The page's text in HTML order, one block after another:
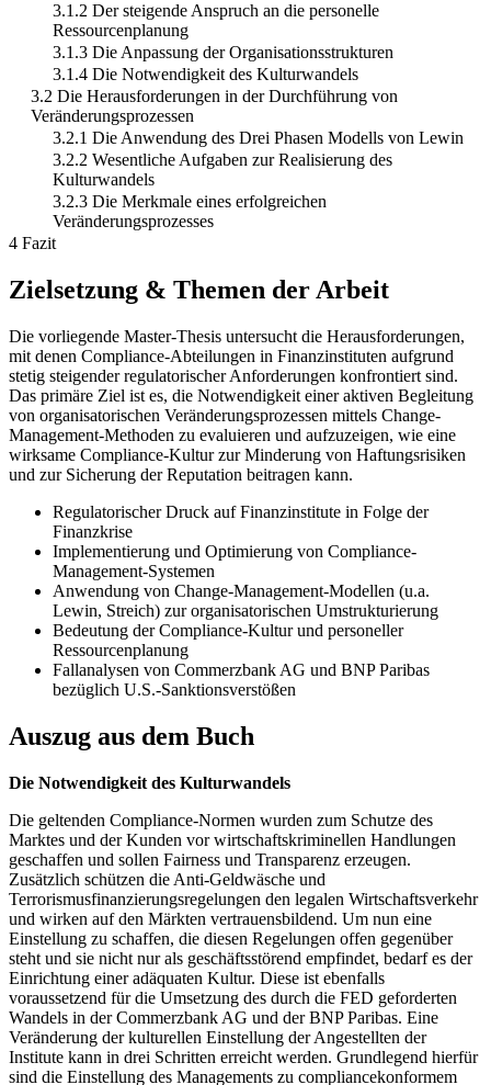
3.1.2 Der steigende Anspruch an die personelle
Ressourcenplanung
3.1.3 Die Anpassung der Organisationsstrukturen
3.1.4 Die Notwendigkeit des Kulturwandels
3.2 Die Herausforderungen in der Durchführung von
Veränderungsprozessen
3.2.1 Die Anwendung des Drei Phasen Modells von Lewin
3.2.2 Wesentliche Aufgaben zur Realisierung des
Kulturwandels
3.2.3 Die Merkmale eines erfolgreichen
Veränderungsprozesses
4 Fazit
Zielsetzung & Themen der Arbeit
Die vorliegende Master-Thesis untersucht die Herausforderungen,
mit denen Compliance-Abteilungen in Finanzinstituten aufgrund
stetig steigender regulatorischer Anforderungen konfrontiert sind.
Das primäre Ziel ist es, die Notwendigkeit einer aktiven Begleitung
von organisatorischen Veränderungsprozessen mittels Change-
Management-Methoden zu evaluieren und aufzuzeigen, wie eine
wirksame Compliance-Kultur zur Minderung von Haftungsrisiken
und zur Sicherung der Reputation beitragen kann.
Regulatorischer Druck auf Finanzinstitute in Folge der
Finanzkrise
Implementierung und Optimierung von Compliance-
Management-Systemen
Anwendung von Change-Management-Modellen (u.a.
Lewin, Streich) zur organisatorischen Umstrukturierung
Bedeutung der Compliance-Kultur und personeller
Ressourcenplanung
Fallanalysen von Commerzbank AG und BNP Paribas
bezüglich U.S.-Sanktionsverstößen
Auszug aus dem Buch
Die Notwendigkeit des Kulturwandels
Die geltenden Compliance-Normen wurden zum Schutze des
Marktes und der Kunden vor wirtschaftskriminellen Handlungen
geschaffen und sollen Fairness und Transparenz erzeugen.
Zusätzlich schützen die Anti-Geldwäsche und
Terrorismusfinanzierungsregelungen den legalen Wirtschaftsverkehr
und wirken auf den Märkten vertrauensbildend. Um nun eine
Einstellung zu schaffen, die diesen Regelungen offen gegenüber
steht und sie nicht nur als geschäftsstörend empfindet, bedarf es der
Einrichtung einer adäquaten Kultur. Diese ist ebenfalls
voraussetzend für die Umsetzung des durch die FED geforderten
Wandels in der Commerzbank AG und der BNP Paribas. Eine
Veränderung der kulturellen Einstellung der Angestellten der
Institute kann in drei Schritten erreicht werden. Grundlegend hierfür
sind die Einstellung des Managements zu compliancekonformem